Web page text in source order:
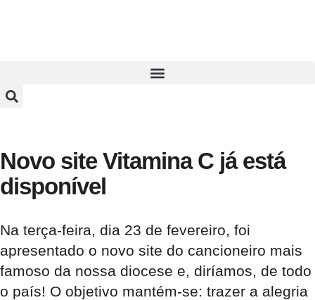
Novo site Vitamina C já está
disponível
Na terça-feira, dia 23 de fevereiro, foi
apresentado o novo site do cancioneiro mais
famoso da nossa diocese e, diríamos, de todo
o país! O objetivo mantém-se: trazer a alegria